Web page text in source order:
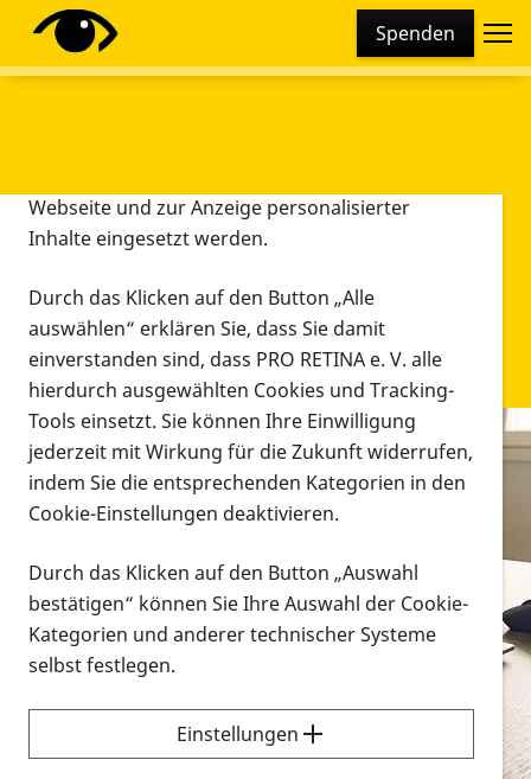
Spenden
Infomaterial
Infomaterial
Vorlesen
Alle Infomaterialien in verschiedenen
Formaten an einem Ort
Sie möchten wissen, wie Sie nach Infonmaterial
suchen und dieses bestellen bzw. herunterladen
können? Schauen Sie sich dieErklärvideos zum
Diese Webseite setzt verschiedene Cookies und
Tracking-Tools ein. Dies beinhaltet Cookies und
Webseite und zur Anzeige personalisierter
Inhalte eingesetzt werden.
Durch das Klicken auf den Button „Alle
auswählen“ erklären Sie, dass Sie damit
einverstanden sind, dass PRO RETINA e. V. alle
hierdurch ausgewählten Cookies und Tracking-
Tools einsetzt. Sie können Ihre Einwilligung
jederzeit mit Wirkung für die Zukunft widerrufen,
indem Sie die entsprechenden Kategorien in den
Cookie-Einstellungen deaktivieren.
Durch das Klicken auf den Button „Auswahl
bestätigen“ können Sie Ihre Auswahl der Cookie-
Kategorien und anderer technischer Systeme
selbst festlegen.
Einstellungen